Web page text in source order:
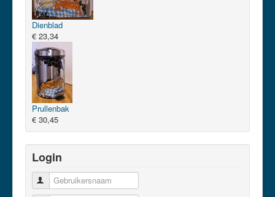
Dienblad
€ 23,34
Prullenbak
€ 30,45
Login
Gebruikersnaam